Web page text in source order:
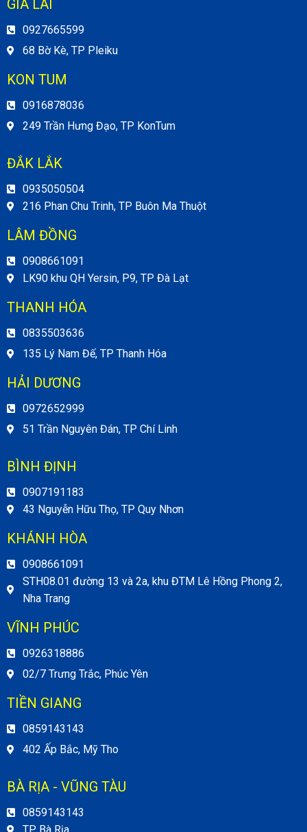
GIA LAI
0927665599
68 Bờ Kè, TP Pleiku
KON TUM
0916878036
249 Trần Hưng Đạo, TP KonTum
ĐẮK LẮK
0935050504
216 Phan Chu Trinh, TP Buôn Ma Thuột
LÂM ĐỒNG
0908661091
LK90 khu QH Yersin, P9, TP Đà Lạt
THANH HÓA
0835503636
135 Lý Nam Đế, TP Thanh Hóa
HẢI DƯƠNG
0972652999
51 Trần Nguyên Đán, TP Chí Linh
BÌNH ĐỊNH
0907191183
43 Nguyễn Hữu Thọ, TP Quy Nhơn
KHÁNH HÒA
0908661091
STH08.01 đường 13 và 2a, khu ĐTM Lê Hồng Phong 2,
Nha Trang
VĨNH PHÚC
0926318886
02/7 Trưng Trắc, Phúc Yên
TIỀN GIANG
0859143143
402 Ấp Bắc, Mỹ Tho
BÀ RỊA - VŨNG TÀU
0859143143